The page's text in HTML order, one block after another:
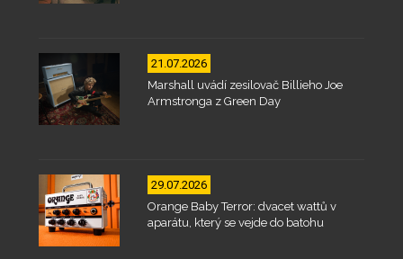
21.07.2026
Marshall uvádí zesilovač Billieho Joe
Armstronga z Green Day
29.07.2026
Orange Baby Terror: dvacet wattů v
aparátu, který se vejde do batohu